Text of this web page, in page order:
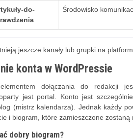
do-
Środowisko
jeszcze kanały lub grupki na
konta w WordPressie
dołączania do redakcji
jest portal. Konto jest
(mistrz kalendarza). Jednak każdy
i biogram, które zamieszczone zostaną
dobry biogram?